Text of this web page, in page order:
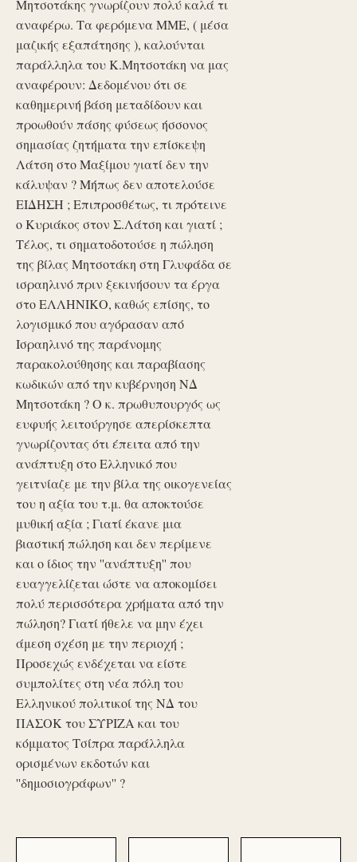
Μητσοτάκης γνωρίζουν πολύ καλά τι
αναφέρω. Τα φερόμενα ΜΜΕ, ( μέσα
μαζικής εξαπάτησης ), καλούνται
παράλληλα του Κ.Μητσοτάκη να μας
αναφέρουν: Δεδομένου ότι σε
καθημερινή βάση μεταδίδουν και
προωθούν πάσης φύσεως ήσσονος
σημασίας ζητήματα την επίσκεψη
Λάτση στο Μαξίμου γιατί δεν την
κάλυψαν ? Μήπως δεν αποτελούσε
ΕΙΔΗΣΗ ; Επιπροσθέτως, τι πρότεινε
ο Κυριάκος στον Σ.Λάτση και γιατί ;
Τέλος, τι σηματοδοτούσε η πώληση
της βίλας Μητσοτάκη στη Γλυφάδα σε
ισραηλινό πριν ξεκινήσουν τα έργα
στο ΕΛΛΗΝΙΚΟ, καθώς επίσης, το
λογισμικό που αγόρασαν από
Ισραηλινό της παράνομης
παρακολούθησης και παραβίασης
κωδικών από την κυβέρνηση ΝΔ
Μητσοτάκη ? Ο κ. πρωθυπουργός ως
ευφυής λειτούργησε απερίσκεπτα
γνωρίζοντας ότι έπειτα από την
ανάπτυξη στο Ελληνικό που
γειτνίαζε με την βίλα της οικογενείας
του η αξία του τ.μ. θα αποκτούσε
μυθική αξία ; Γιατί έκανε μια
βιαστική πώληση και δεν περίμενε
και ο ίδιος την ''ανάπτυξη'' που
ευαγγελίζεται ώστε να αποκομίσει
πολύ περισσότερα χρήματα από την
πώληση? Γιατί ήθελε να μην έχει
άμεση σχέση με την περιοχή ;
Προσεχώς ενδέχεται να είστε
συμπολίτες στη νέα πόλη του
Ελληνικού πολιτικοί της ΝΔ του
ΠΑΣΟΚ του ΣΥΡΙΖΑ και του
κόμματος Τσίπρα παράλληλα
ορισμένων εκδοτών και
''δημοσιογράφων'' ?